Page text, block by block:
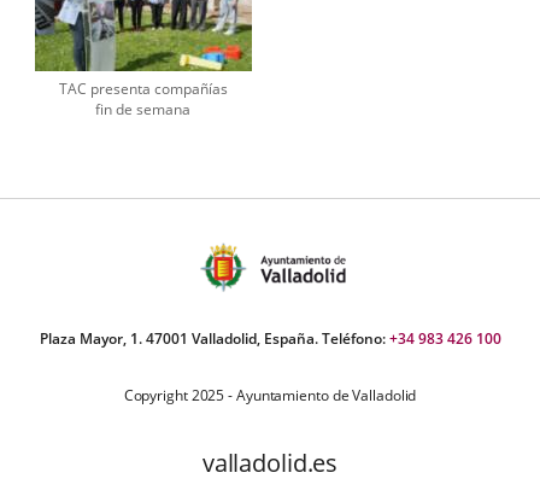
TAC presenta compañías
fin de semana
Plaza Mayor, 1. 47001 Valladolid, España. Teléfono:+34 983 426 100
Copyright 2025 - Ayuntamiento de Valladolid
valladolid.es